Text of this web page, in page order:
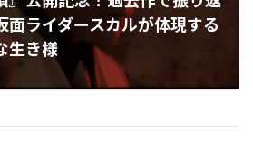
面ライダースカルが体現する
生き様